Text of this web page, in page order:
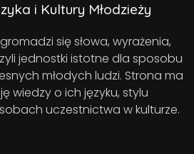
i Kultury Młodzieży
się słowa, wyrażenia,
jednostki istotne dla sposobu
młodych ludzi. Strona ma
wiedzy o ich języku, stylu
uczestnictwa w kulturze.